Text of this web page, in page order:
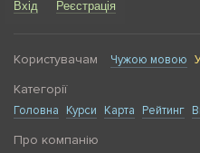
Вхід Реєстрація
Користувачам Чужою мовою
Категорії
Головна Курси Карта Рейтинг
Про компанію